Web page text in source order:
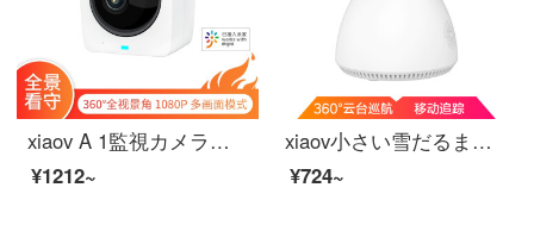
xiaov A 1監視カメラハイビジョンモニタ家庭用無線ネットワークカメラ室内スマートホーム動画ハイビジョン夜間テレビスマートパノラマ
¥1212~
xiaov小さい雪だるまの監視カメラの家庭用の長距離の携帯電話は無線ネットワークの高清のモニタの360度の全景の雲台のネットの高清wifiの音声につながって言います。
¥724~